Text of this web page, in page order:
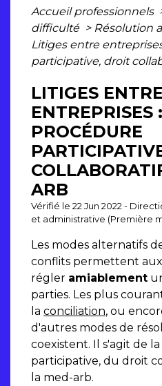
Accueil professionnels
difficulté > Résolution
Litiges entre
participative, droit
LITIGES ENTRE
ENTREPRISES :
PROCÉDURE
ARB
Vérifié le 22 Jun 2022 -
et administrative (Première
Les modes alternatifs
conflits permettent
régler amiablement
parties. Les plus
la conciliation, ou
d'autres modes de
coexistent. Il s'agit de
participative, du droit
la med-arb.